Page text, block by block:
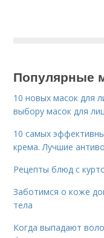
Популярные
10 новых масок для
выбору масок для
10 самых
крема. Лучшие
Рецепты блюд с
Заботимся о коже
тела
Когда выпадают